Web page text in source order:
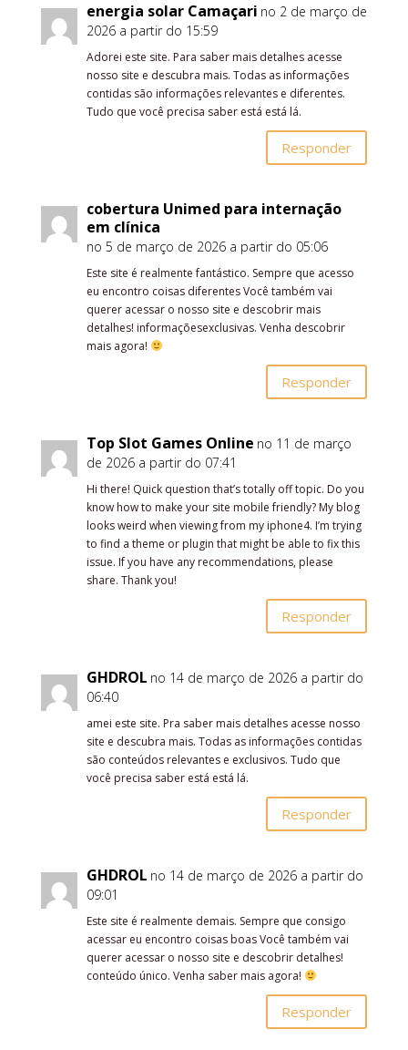
energia solar Camaçari no 2 de março de
2026 a partir do 15:59
Adorei este site. Para saber mais detalhes acesse
nosso site e descubra mais. Todas as informações
contidas são informações relevantes e diferentes.
Tudo que você precisa saber está está lá.
Responder
cobertura Unimed para internação
em clínica
no 5 de março de 2026 a partir do 05:06
Este site é realmente fantástico. Sempre que acesso
eu encontro coisas diferentes Você também vai
querer acessar o nosso site e descobrir mais
detalhes! informaçõesexclusivas. Venha descobrir
mais agora!
Responder
Top Slot Games Online no 11 de março
de 2026 a partir do 07:41
Hi there! Quick question that’s totally off topic. Do you
know how to make your site mobile friendly? My blog
looks weird when viewing from my iphone4. I’m trying
to find a theme or plugin that might be able to fix this
issue. If you have any recommendations, please
share. Thank you!
Responder
GHDROL no 14 de março de 2026 a partir do
06:40
amei este site. Pra saber mais detalhes acesse nosso
site e descubra mais. Todas as informações contidas
são conteúdos relevantes e exclusivos. Tudo que
você precisa saber está está lá.
Responder
GHDROL no 14 de março de 2026 a partir do
09:01
Este site é realmente demais. Sempre que consigo
acessar eu encontro coisas boas Você também vai
querer acessar o nosso site e descobrir detalhes!
conteúdo único. Venha saber mais agora!
Responder